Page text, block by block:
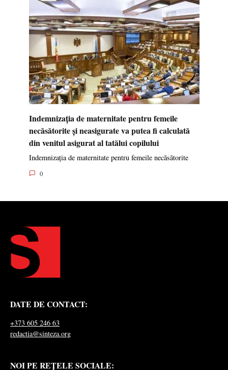
Indemnizația de maternitate pentru femeile
necăsătorite și neasigurate va putea fi calculată
din venitul asigurat al tatălui copilului
Indemnizația de maternitate pentru femeile necăsătorite
0
DATE DE CONTACT:
+373 605 246 63
redactia@sinteza.org
NOI PE REȚELE SOCIALE: